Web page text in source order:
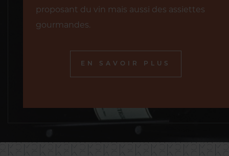
proposant du vin mais aussi des assiettes
gourmandes.
EN SAVOIR PLUS